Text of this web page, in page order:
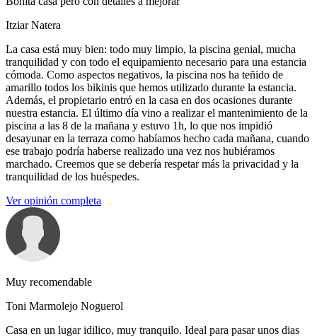
Itziar Natera
La casa está muy bien: todo muy limpio, la piscina genial, mucha
tranquilidad y con todo el equipamiento necesario para una estancia
cómoda. Como aspectos negativos, la piscina nos ha teñido de
amarillo todos los bikinis que hemos utilizado durante la estancia.
Además, el propietario entró en la casa en dos ocasiones durante
nuestra estancia. El último día vino a realizar el mantenimiento de la
piscina a las 8 de la mañana y estuvo 1h, lo que nos impidió
desayunar en la terraza como habíamos hecho cada mañana, cuando
ese trabajo podría haberse realizado una vez nos hubiéramos
marchado. Creemos que se debería respetar más la privacidad y la
tranquilidad de los huéspedes.
Ver opinión completa
Muy recomendable
Toni Marmolejo Noguerol
Casa en un lugar idilico, muy tranquilo. Ideal para pasar unos dias